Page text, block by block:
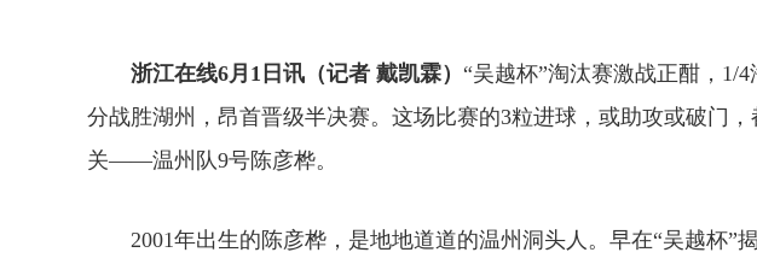
浙江在线6月1日讯（记者 戴凯霖） “吴越杯”淘汰赛激战正酣，1/
分战胜湖州，昂首晋级半决赛。这场比赛的3粒进球，或助攻或破门，
关——温州队9号陈彦桦。
2001年出生的陈彦桦，是地地道道的温州洞头人。早在“吴越杯”